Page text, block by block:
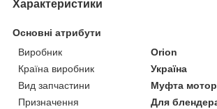
Характеристики
Основні атрибути
Виробник
Orion
Країна виробник
Україна
Вид запчастини
Муфта
Призначення
Для